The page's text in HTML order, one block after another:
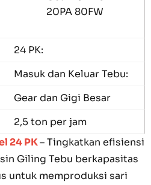
20PA 80FW
24 PK:
Masuk dan Keluar Tebu:
Gear dan Gigi Besar
2,5 ton per jam
24 PK– Tingkatkan efisiensi
Giling Tebu berkapasitas
untuk memproduksi sari